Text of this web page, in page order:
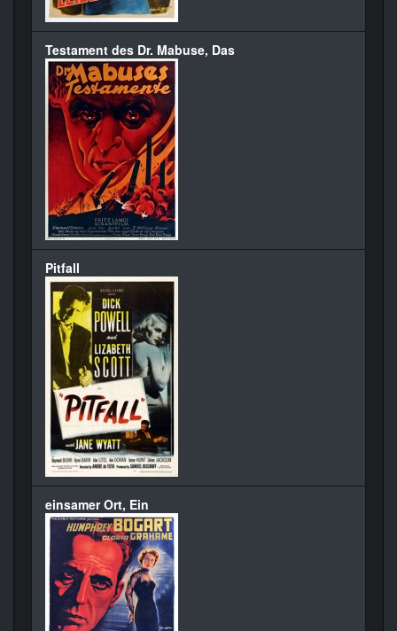
Testament des Dr. Mabuse, Das
Pitfall
einsamer Ort, Ein